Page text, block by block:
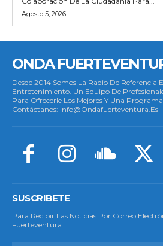
Agosto 5, 2026
ONDA
Desde 2014 Somos La Radio De Referencia
Entretenimiento. Un Equipo De
Para Ofrecerle Los Mejores Y Una
Contáctanos: Info@ondafuerteventura.es
SUSCRIBETE
Para Recibir Las Noticias Por Correo
Fuerteventura.